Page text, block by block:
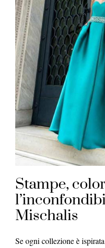
Stampe,
Mischalis
Se ogni collezione è